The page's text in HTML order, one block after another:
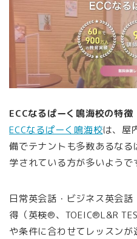
ECCなるぱーく鳴海校の特徴
ECCなるぱーく鳴海校は、屋
備でテナントも多数あるな
学されている方が多いようで
日常英会話・ビジネス英会
得（英検®、TOEIC®L&R
や条件に合わせてレッスン